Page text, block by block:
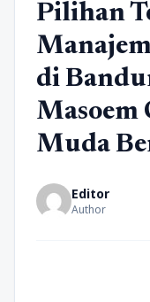
Pilihan
di
Masoem
Muda
Editor
Author